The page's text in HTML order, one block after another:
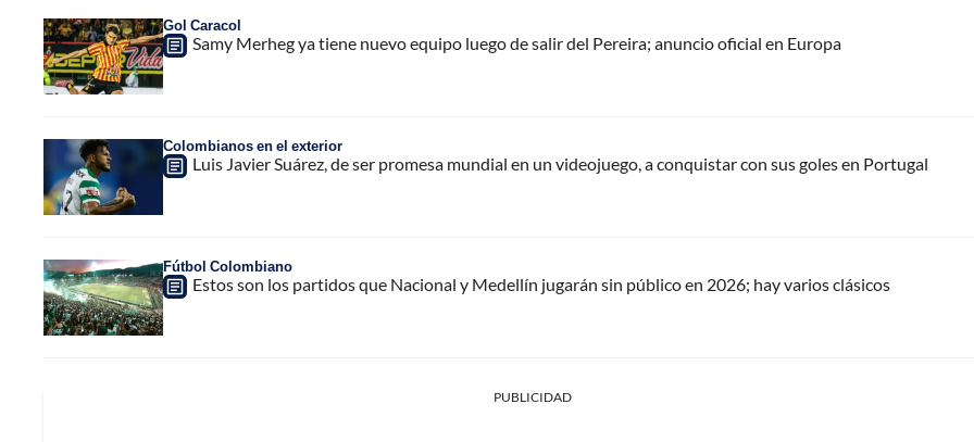
Gol Caracol
Samy Merheg ya tiene nuevo equipo luego de salir del Pereira; anuncio oficial en Europa
Colombianos en el exterior
Luis Javier Suárez, de ser promesa mundial en un videojuego, a conquistar con sus goles en Portugal
Fútbol Colombiano
Estos son los partidos que Nacional y Medellín jugarán sin público en 2026; hay varios clásicos
PUBLICIDAD